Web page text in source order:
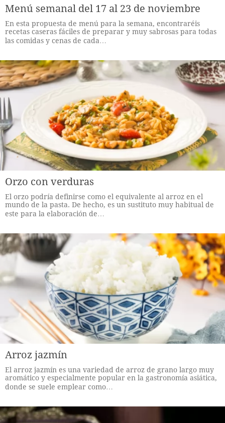
Menú semanal del 17 al 23 de noviembre
En esta propuesta de menú para la semana, encontraréis
recetas caseras fáciles de preparar y muy sabrosas para todas
las comidas y cenas de cada…
Orzo con verduras
El orzo podría definirse como el equivalente al arroz en el
mundo de la pasta. De hecho, es un sustituto muy habitual de
este para la elaboración de…
Arroz jazmín
El arroz jazmín es una variedad de arroz de grano largo muy
aromático y especialmente popular en la gastronomía asiática,
donde se suele emplear como…